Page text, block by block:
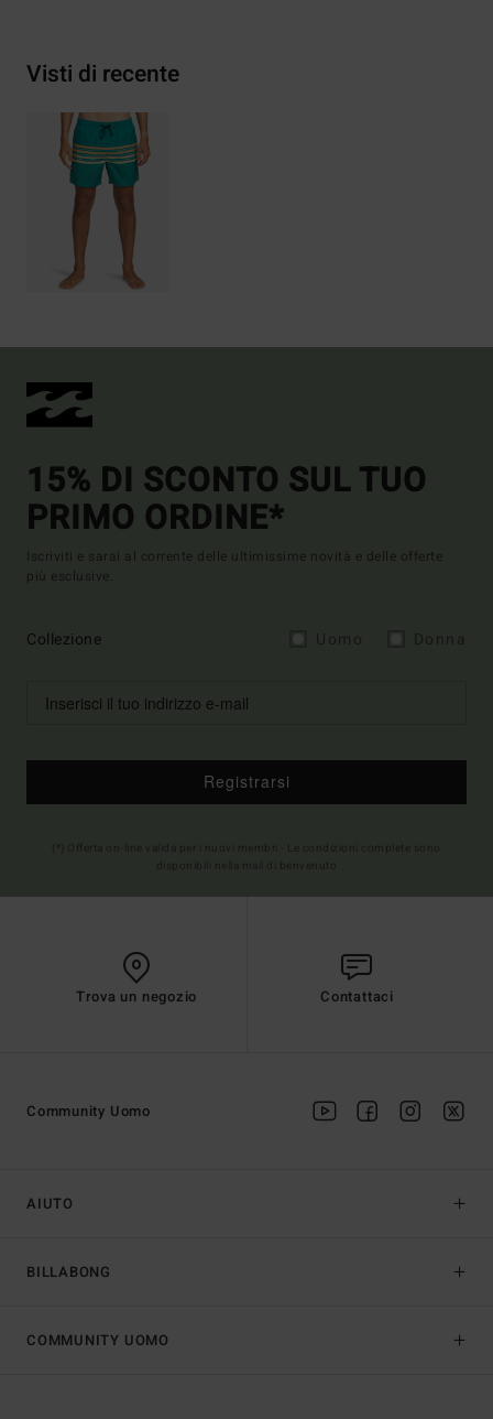
Visti di recente
15% DI SCONTO SUL TUO
PRIMO ORDINE*
Iscriviti e sarai al corrente delle ultimissime novità e delle offerte
più esclusive.
Collezione
Registrarsi
Trova un negozio Contattaci
AIUTO
BILLABONG
Community Uomo
COMMUNITY UOMO